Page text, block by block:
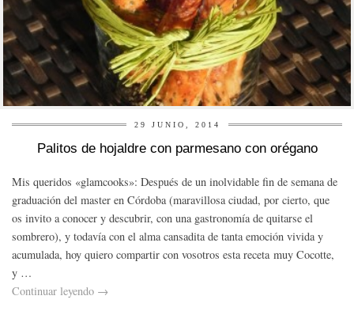
29 JUNIO, 2014
Palitos de hojaldre con parmesano con orégano
Mis queridos «glamcooks»: Después de un inolvidable fin de semana de
graduación del master en Córdoba (maravillosa ciudad, por cierto, que
os invito a conocer y descubrir, con una gastronomía de quitarse el
sombrero), y todavía con el alma cansadita de tanta emoción vivida y
acumulada, hoy quiero compartir con vosotros esta receta muy Cocotte,
y …
Continuar leyendo →